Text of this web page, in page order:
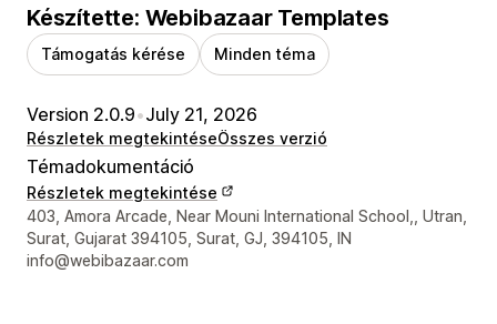
Készítette: Webibazaar Templates
Támogatás kérése Minden téma
Version 2.0.9•July 21, 2026
Részletek megtekintéseÖsszes verzió
Témadokumentáció
Részletek megtekintése
Dizájner kapcsolattartási adatai
403, Amora Arcade, Near Mouni International School,, Utran,
Surat, Gujarat 394105, Surat, GJ, 394105, IN
info@webibazaar.com